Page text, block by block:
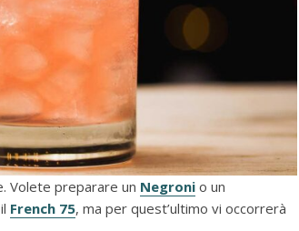
Volete preparare un Negroni o un
French 75, ma per quest’ultimo vi occorrerà